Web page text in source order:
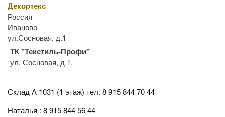
Декортекс
Россия
Иваново
ул.Сосновая, д.1
ТК "Текстиль-Профи"
ул. Сосновая, д.1.
Склад А 1031 (1 этаж) тел. 8 915 844 70 44
Наталья : 8 915 844 56 44